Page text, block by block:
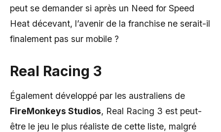
peut se demander si après un Need for Speed
Heat décevant, l’avenir de la franchise ne serait-il
finalement pas sur mobile ?
Real Racing 3
Également développé par les australiens de
FireMonkeys Studios, Real Racing 3 est peut-
être le jeu le plus réaliste de cette liste, malgré